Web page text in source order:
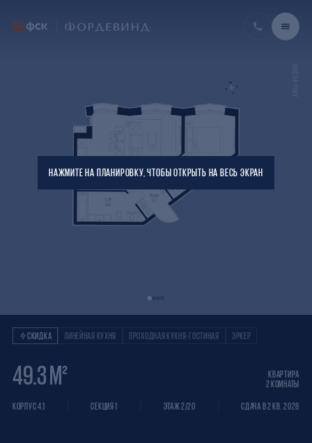
СКИДКА ЛИНЕЙНАЯ КУХНЯ ПРОХОДНАЯ КУХНЯ-ГОСТИНАЯ ЭРКЕР
Квартира 2
49.3 М²
КВАРТИРА
2 КОМНАТЫ
КОРПУС 4.1 СЕКЦИЯ 1 ЭТАЖ 2/20 СДАЧА В 2 КВ. 2028
НАЖМИТЕ НА ПЛАНИРОВКУ, ЧТОБЫ ОТКРЫТЬ НА ВЕСЬ ЭКРАН